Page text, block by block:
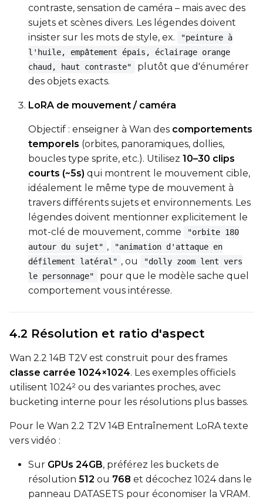
Seed
Prompt
Width
Height
Seed
LoRA Scale
Prompt
Width
Height
contraste, sensation de caméra – mais avec des
sujets et scènes divers. Les légendes doivent
insister sur les mots de style, ex.
"peinture à
l'huile, empâtement épais, éclairage orange
chaud, haut contraste"
plutôt que d'énumérer
des objets exacts.
LoRA de mouvement / caméra
Objectif : enseigner à Wan des comportements
temporels (orbites, panoramiques, dollies,
boucles type sprite, etc.). Utilisez 10–30 clips
courts (~5s) qui montrent le mouvement cible,
idéalement le même type de mouvement à
travers différents sujets et environnements. Les
légendes doivent mentionner explicitement le
mot-clé de mouvement, comme
"orbite 180
autour du sujet" ,
"animation d'attaque en
défilement latéral" , ou
"dolly zoom lent vers
le personnage"
pour que le modèle sache quel
comportement vous intéresse.
4.2 Résolution et ratio d'aspect
Wan 2.2 14B T2V est construit pour des frames
classe carrée 1024×1024. Les exemples officiels
utilisent 1024² ou des variantes proches, avec
bucketing interne pour les résolutions plus basses.
Pour le Wan 2.2 T2V 14B Entraînement LoRA texte
vers vidéo :
Sur GPUs 24GB, préférez les buckets de
résolution 512 ou 768 et décochez 1024 dans le
panneau DATASETS pour économiser la VRAM.